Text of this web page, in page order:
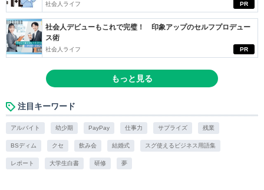
PR
社会人ライフ
PR
社会人デビューもこれで完璧！ 印象アップのセルフプロデュー
ス術
社会人ライフ
もっと見る
注目キーワード
アルバイト 幼少期 PayPay 仕事力 サプライズ 残業
BSディム クセ 飲み会 結婚式 スグ使えるビジネス用語集
レポート 大学生白書 研修 夢